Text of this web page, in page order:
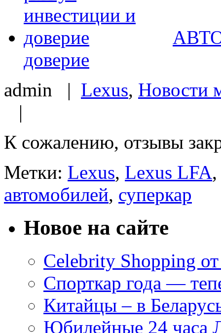
доверие
admin | Lexus, Новости
|
К сожалению, отзывы
Метки: Lexus, Lexus LFA,
автомобилей, суперкар
Новое на сайте
Celebrity Shopping
Спорткар года —
Китайцы – в
Юбилейные 24 часа